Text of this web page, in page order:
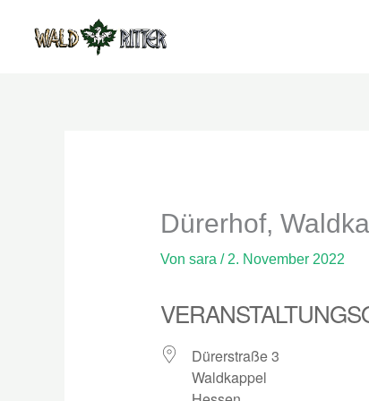
Dürerhof,
Von sara / 2. November 2022
Dürerstraße 3
Waldkappel